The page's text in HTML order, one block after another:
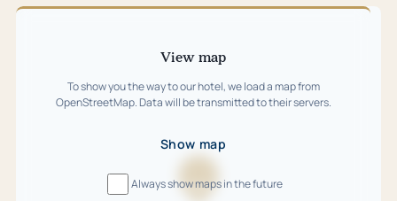
Skip
View map
To show you the way to our hotel, we load a map from
OpenStreetMap. Data will be transmitted to their servers.
Show map
Always show maps in the future
Loading